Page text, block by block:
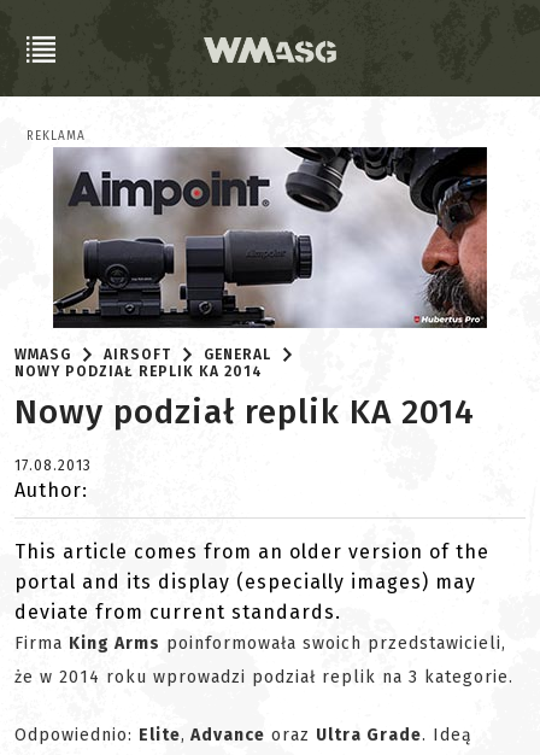
REKLAMA
WMASG AIRSOFT
GENERAL
NOWY PODZIAŁ REPLIK KA 2014
Nowy podział replik KA 2014
17.08.2013
Author:
This article comes from an older version of the
portal and its display (especially images) may
deviate from current standards.
Firma King Arms poinformowała swoich przedstawicieli,
że w 2014 roku wprowadzi podział replik na 3 kategorie.
Odpowiednio: Elite, Advance oraz Ultra Grade. Ideą